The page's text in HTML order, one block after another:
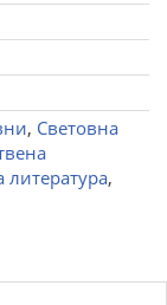
, Световна
литература,